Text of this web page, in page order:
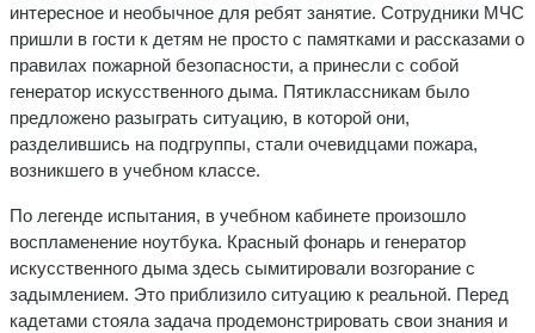
интересное и необычное для ребят занятие. Сотрудники МЧС
пришли в гости к детям не просто с памятками и рассказами о
правилах пожарной безопасности, а принесли с собой
генератор искусственного дыма. Пятиклассникам было
предложено разыграть ситуацию, в которой они,
разделившись на подгруппы, стали очевидцами пожара,
возникшего в учебном классе.
По легенде испытания, в учебном кабинете произошло
воспламенение ноутбука. Красный фонарь и генератор
искусственного дыма здесь сымитировали возгорание с
задымлением. Это приблизило ситуацию к реальной. Перед
кадетами стояла задача продемонстрировать свои знания и